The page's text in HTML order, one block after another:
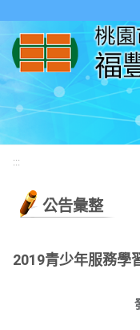
:::
公告彙整
2019青少年服務學